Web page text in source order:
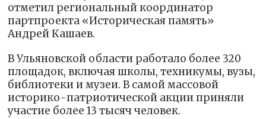
отметил региональный координатор
партпроекта «Историческая память»
Андрей Кашаев.
В Ульяновской области работало более 320
площадок, включая школы, техникумы, вузы,
библиотеки и музеи. В самой массовой
историко-патриотической акции приняли
участие более 13 тысяч человек.